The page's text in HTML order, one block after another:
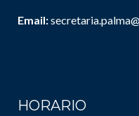
Email:
HORARIO